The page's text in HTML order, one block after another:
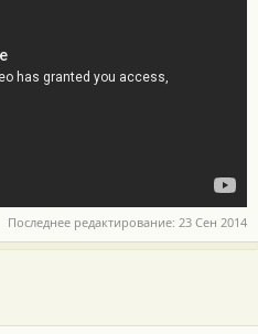
Последнее редактирование: 23 Сен 2014